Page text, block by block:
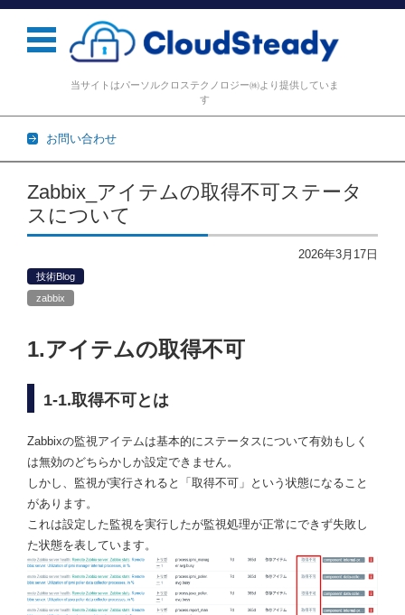
当サイトはパーソルクロステクノロジー㈱より提供していま
す
お問い合わせ
コンテンツに移動
Zabbix_アイテムの取得不可ステータ
スについて
2026年3月17日
技術Blog
zabbix
1.アイテムの取得不可
1-1.取得不可とは
Zabbixの監視アイテムは基本的にステータスについて有効もしく
は無効のどちらかしか設定できません。
しかし、監視が実行されると「取得不可」という状態になること
があります。
これは設定した監視を実行したが監視処理が正常にできず失敗し
た状態を表しています。